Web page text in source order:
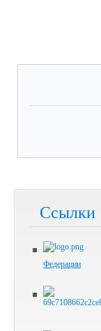
Ссылки
Федерации